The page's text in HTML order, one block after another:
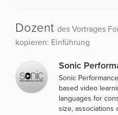
Dozent des Vortrages
kopieren: Einführung
Sonic
Sonic
based video
languages for
size, associations